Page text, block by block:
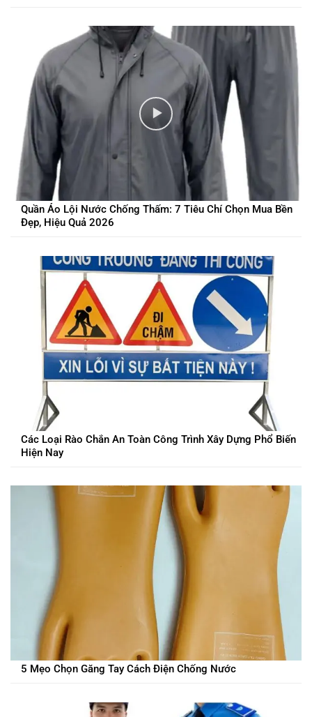
Quần Áo Lội Nước Chống Thấm: 7 Tiêu Chí Chọn Mua Bền
Đẹp, Hiệu Quả 2026
Các Loại Rào Chắn An Toàn Công Trình Xây Dựng Phổ Biến
Hiện Nay
5 Mẹo Chọn Găng Tay Cách Điện Chống Nước